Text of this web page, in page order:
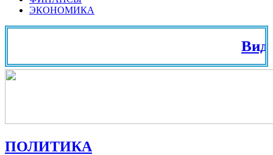
ЭКОНОМИКА
Вид на
ПОЛИТИКА